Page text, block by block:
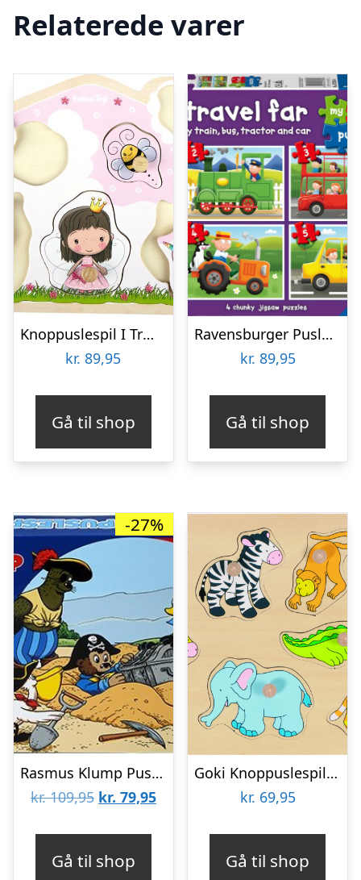
Relaterede varer
Knoppuslespil I Træ – 6 Brikker – Lillie & Ellie
kr. 89,95
Gå til shop
Ravensburger Puslespil – Travel Far – My First Puzzles – 4 Stk
kr. 89,95
Gå til shop
-27%
Rasmus Klump Puslespil – Skattejagt – 12 Og 24 Brikker
kr.109,95 Den
var:
kr. 79,95Den
Gå til shop
Goki Knoppuslespil – Zoo Dyr – Træ – 8 Brikker
kr. 69,95
Gå til shop